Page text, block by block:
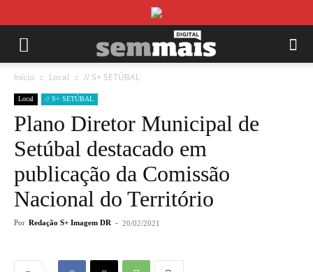
Início Local // S+ SETÚBAL
Local // S+ SETÚBAL
Plano Diretor Municipal de
Setúbal destacado em
publicação da Comissão
Nacional do Território
Por Redação S+ Imagem DR - 20/02/2021